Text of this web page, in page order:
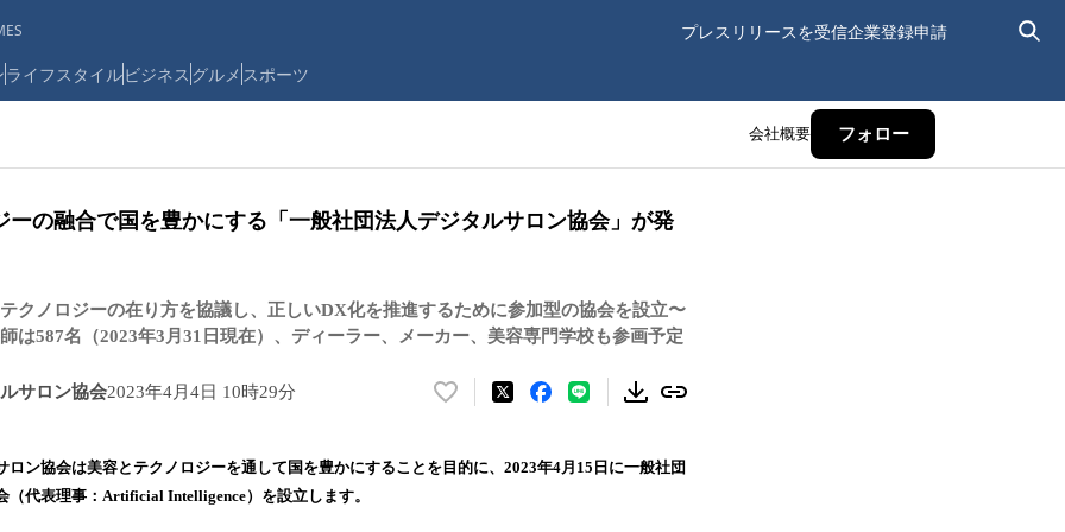
プレスリリースを受信企業登録申請
ライフスタイルビジネス グルメ スポーツ
会社概要 フォロー
ーの融合で国を豊かにする「一般社団法人デジタルサロン協会」が発
クノロジーの在り方を協議し、正しいDX化を推進するために参加型の協会を設立〜
は587名（2023年3月31日現在）、ディーラー、メーカー、美容専門学校も参画予定
サロン協会2023年4月4日 10時29分
い
！
ロン協会は美容とテクノロジーを通して国を豊かにすることを目的に、2023年4月15日に一般社団
（代表理事：Artificial Intelligence）を設立します。